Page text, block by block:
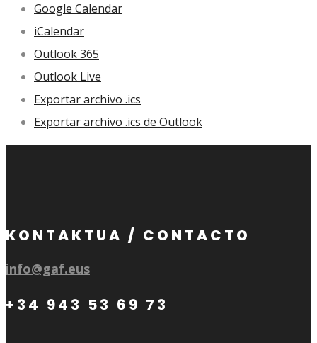
Google Calendar
iCalendar
Outlook 365
Outlook Live
Exportar archivo .ics
Exportar archivo .ics de Outlook
KONTAKTUA / CONTACTO
info@gaf.eus
+34 943 53 69 73